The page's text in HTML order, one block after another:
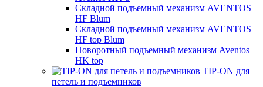
Складной подъемный механизм AVENTOS
HF Blum
Складной подъемный механизм AVENTOS
HF top Blum
Поворотный подъемный механизм Aventos
HK top
TIP-ON для
петель и подъемников